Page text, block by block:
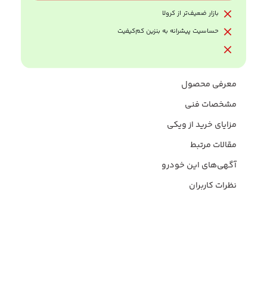
بازار ضعیف‌تر از کرولا
حساسیت پیشرانه به بنزین کم‌کیفیت
معرفی محصول
مشخصات فنی
مزایای خرید از ویکی
مقالات مرتبط
آگهی‌های این خودرو
نظرات کاربران